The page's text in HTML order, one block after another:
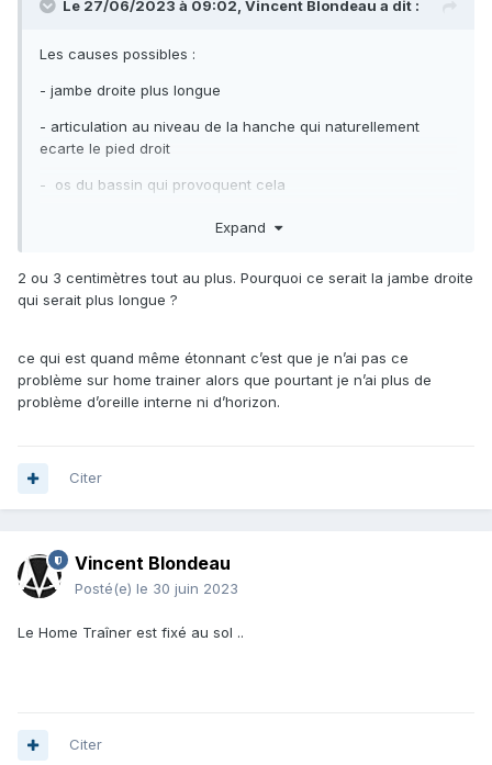
Le 27/06/2023 à 09:02, Vincent Blondeau a dit :
Les causes possibles :
- jambe droite plus longue
- articulation au niveau de la hanche qui naturellement
ecarte le pied droit
- os du bassin qui provoquent cela
pouvez ecarter un peu la pedale droite pourquoi pas ( au
moins faire un test ) ..De combien pensez vous devoir
Expand
2 ou 3 centimètres tout au plus. Pourquoi ce serait la jambe droite
qui serait plus longue ?
ce qui est quand même étonnant c’est que je n’ai pas ce
problème sur home trainer alors que pourtant je n’ai plus de
problème d’oreille interne ni d’horizon.
Citer
Vincent Blondeau
Posté(e) le 30 juin 2023
Le Home Traîner est fixé au sol ..
Citer